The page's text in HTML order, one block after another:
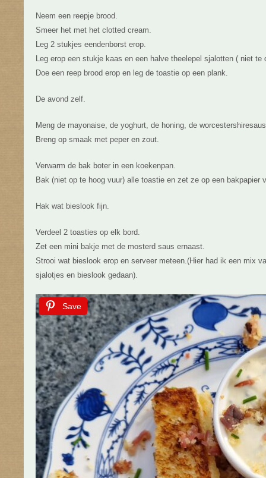
Neem een reepje brood.
Smeer het met het clotted cream.
Leg 2 stukjes eendenborst erop.
Leg erop een stukje kaas en een halve theelepel sjalotten ( niet te
Doe een reep brood erop en leg de toastie op een plank.
De avond zelf.
Meng de mayonaise, de yoghurt, de honing, de
Breng op smaak met peper en zout.
Verwarm de bak boter in een koekenpan.
Bak (niet op te hoog vuur) alle toastie en zet ze op een bakpapier
Hak wat bieslook fijn.
Verdeel 2 toasties op elk bord.
Zet een mini bakje met de mosterd saus ernaast.
Strooi wat bieslook erop en serveer meteen.(Hier had ik een mix
sjalotjes en bieslook gedaan).
Save